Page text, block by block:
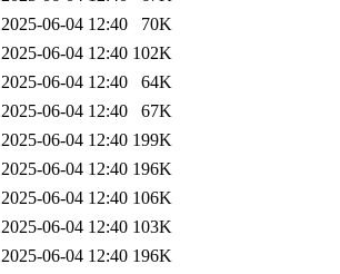
2025-06-04 12:40
70K
2025-06-04 12:40 102K
2025-06-04 12:40
64K
2025-06-04 12:40
67K
2025-06-04 12:40 199K
2025-06-04 12:40 196K
2025-06-04 12:40 106K
2025-06-04 12:40 103K
2025-06-04 12:40 196K